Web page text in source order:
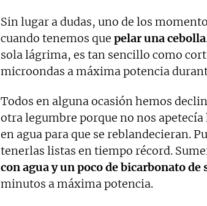
Sin lugar a dudas, uno de los
cuando tenemos que pelar una cebolla
sola lágrima, es tan sencillo como
microondas a máxima potencia
Todos en alguna ocasión hemos
otra legumbre porque no nos
en agua para que se reblandecieran.
tenerlas listas en tiempo récord.
con agua y un poco de bicarbonato de
minutos a máxima potencia.